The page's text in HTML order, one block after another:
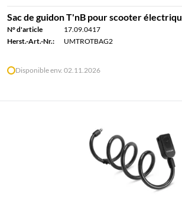
Sac de guidon T'nB pour scooter
N° d'article
17.09.0417
Herst.-Art.-Nr.:
UMTROTBAG2
Disponible env. 02.11.2026